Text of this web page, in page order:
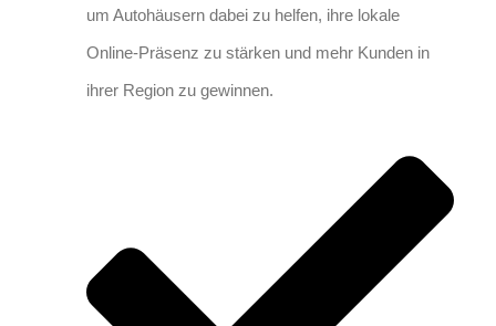
um Autohäusern dabei zu helfen, ihre lokale
Online-Präsenz zu stärken und mehr Kunden in
ihrer Region zu gewinnen.